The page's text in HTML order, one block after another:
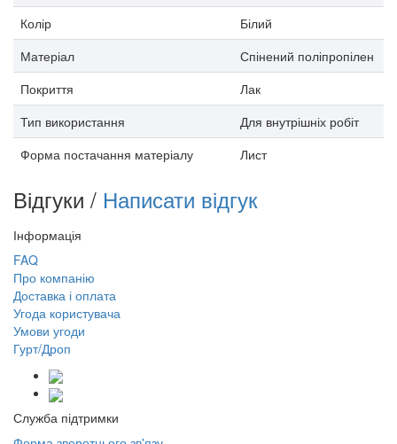
Колір
Білий
Матеріал
Спінений поліпропілен
Покриття
Лак
Тип використання
Для внутрішніх робіт
Форма постачання матеріалу
Лист
Відгуки / Написати відгук
Інформація
FAQ
Про компанію
Доставка і оплата
Угода користувача
Умови угоди
Гурт/Дроп
Служба підтримки